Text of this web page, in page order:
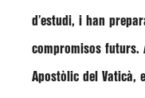
d’estudi, i han
compromisos futurs.
Apostòlic del Vaticà,